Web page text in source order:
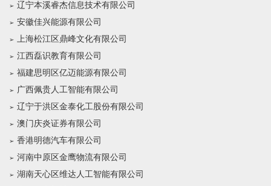
辽宁本溪睿杰信息技术有限公司
安徽佳兴能源有限公司
上海松江区鼎峰文化有限公司
江西磊识教育有限公司
福建思明区亿迈能源有限公司
广西佩贵人工智能有限公司
辽宁于洪区金泰化工股份有限公司
澳门庆炎证券有限公司
香港明德汽车有限公司
河南中原区金鹰物流有限公司
湖南天心区维达人工智能有限公司